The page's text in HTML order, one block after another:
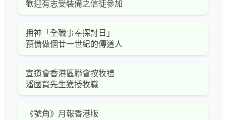
歡迎有志受裝備之信徒參加
播神「全職事奉探討日」
預備做個廿一世紀的傳道人
宣道會香港區聯會按牧禮
潘國賢先生獲授牧職
《號角》月報香港版